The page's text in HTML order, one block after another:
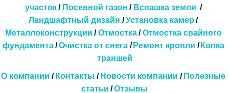
участок / Посевной газон / Вспашка земли
  /
Ландшафтный дизайн / Установка камер /
Металлоконструкции / Отмостка / Отмостка свайного
фундамента / Очистка от снега / Ремонт кровли / Копка
траншей
О компании / Контакты / Новости компании / Полезные
статьи / Отзывы